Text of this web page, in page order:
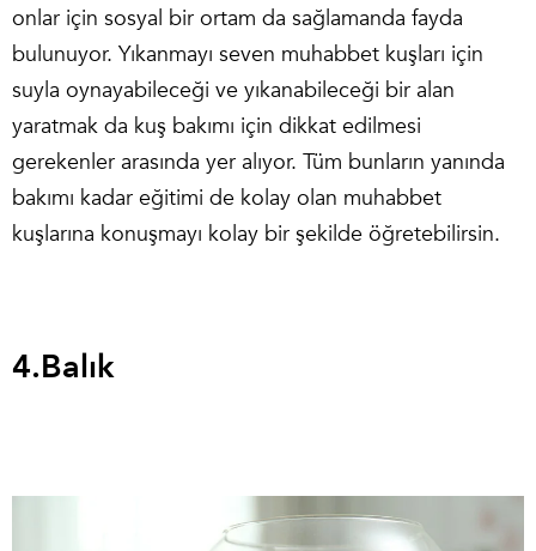
onlar için sosyal bir ortam da sağlamanda fayda
bulunuyor. Yıkanmayı seven muhabbet kuşları için
suyla oynayabileceği ve yıkanabileceği bir alan
yaratmak da kuş bakımı için dikkat edilmesi
gerekenler arasında yer alıyor. Tüm bunların yanında
bakımı kadar eğitimi de kolay olan muhabbet
kuşlarına konuşmayı kolay bir şekilde öğretebilirsin.
4.Balık